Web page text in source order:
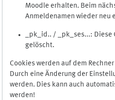
Moodle erhalten. Beim
Anmeldenamen wieder neu
_pk_id.. / _pk_ses...:
gelöscht.
Cookies werden auf dem
Durch eine Änderung der
werden. Dies kann auch
werden!